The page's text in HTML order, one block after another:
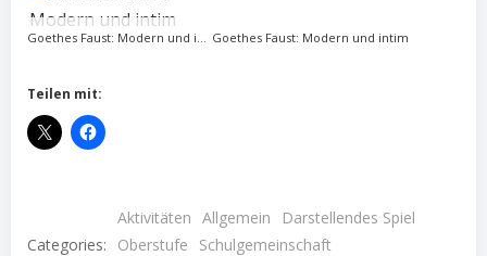
Goethes Faust: Modern und intim Goethes Faust: Modern und intim
Goethes Faust: Modern und intim
Teilen mit:
Categories:
Aktivitäten Allgemein
Darstellendes Spiel
Oberstufe
Schulgemeinschaft